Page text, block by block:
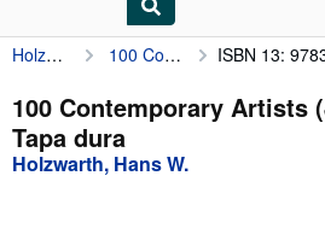
Mi cuenta
Consultar mis pedidos
Búsqueda avanzada
Holzwarth, Hans W. 100 Contemporary Artists (Jumbo 25) ISBN 13:
100 Contemporary Artists
Tapa dura
Holzwarth, Hans W.